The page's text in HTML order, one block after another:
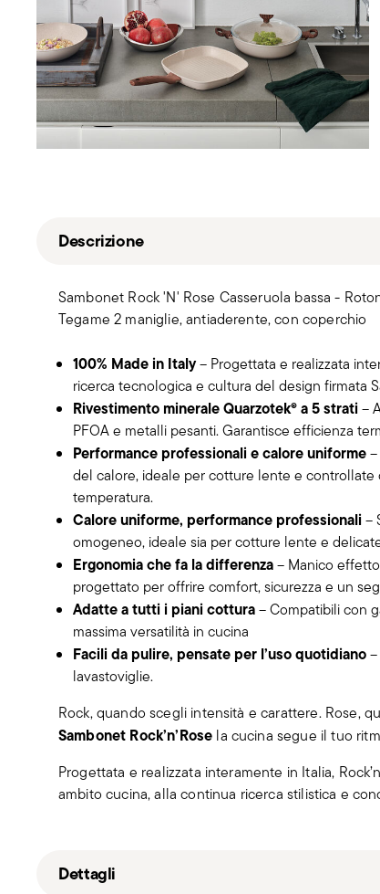
Descrizione
Sambonet Rock 'N' Rose Casseruola bassa -
Tegame 2 maniglie, antiaderente, con coperchio
100% Made in Italy– Progettata e realizzata
ricerca tecnologica e cultura del design firmata
Rivestimento minerale Quarzotek® a 5 strati–
PFOA e metalli pesanti. Garantisce efficienza
Performance professionali e calore uniforme
del calore, ideale per cotture lente e
temperatura.
Calore uniforme, performance professionali–
omogeneo, ideale sia per cotture lente e
Ergonomia che fa la differenza– Manico
progettato per offrire comfort, sicurezza e un
Adatte a tutti i piani cottura– Compatibili con
massima versatilità in cucina
Facili da pulire, pensate per l’uso quotidiano
lavastoviglie.
Rock, quando scegli intensità e carattere. Rose,
Sambonet Rock’n’Rose la cucina segue il tuo
Progettata e realizzata interamente in Italia,
ambito cucina, alla continua ricerca stilistica e
Dettagli